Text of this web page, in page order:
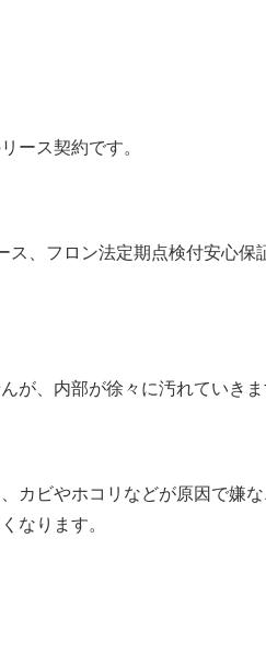
ース契約です。
、フロン法定期点検付安心保
が、内部が徐々に汚れていきま
カビやホコリなどが原因で嫌
なります。